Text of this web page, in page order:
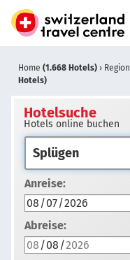
Home (1.668 Hotels) ›
Hotels)
Hotelsuche
Hotels online buchen
Anreise:
Abreise: